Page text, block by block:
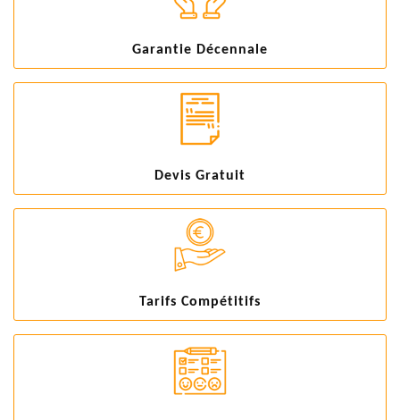
Garantie Décennale
Devis Gratuit
Tarifs Compétitifs